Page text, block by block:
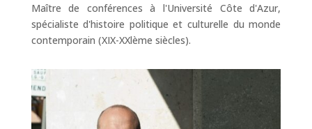
Maître de conférences à l'Université Côte d'Azur,
spécialiste d'histoire politique et culturelle du monde
contemporain (XIX-XXlème siècles).